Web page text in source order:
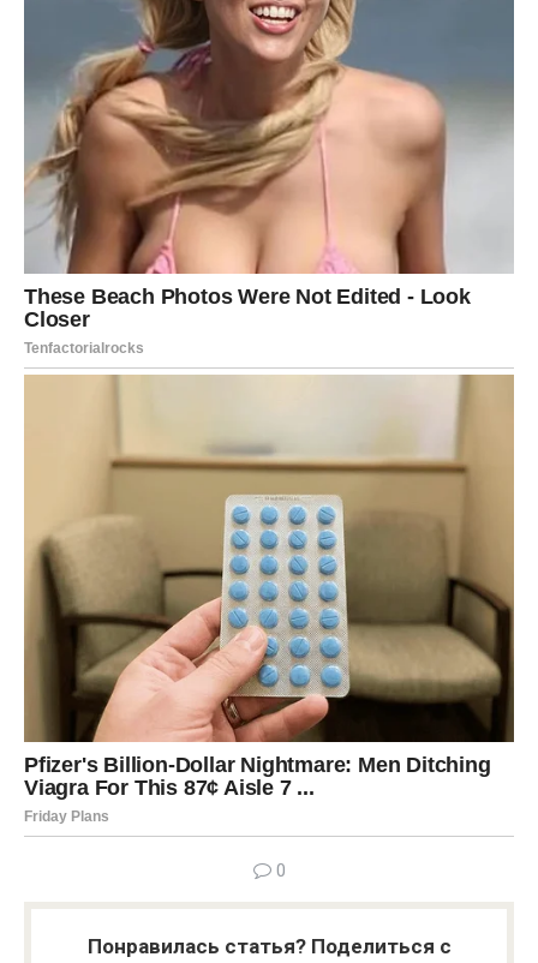
0
Понравилась статья? Поделиться с